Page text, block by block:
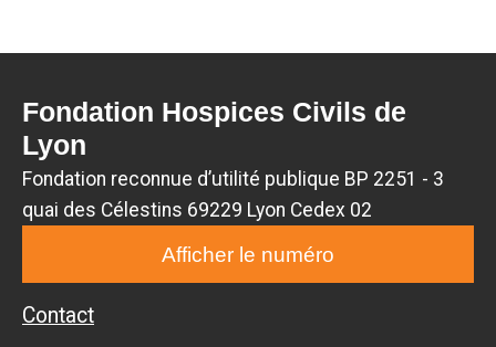
Fondation Hospices Civils de
Lyon
Fondation reconnue d’utilité publique BP 2251 - 3
quai des Célestins 69229 Lyon Cedex 02
Afficher le numéro
Contact